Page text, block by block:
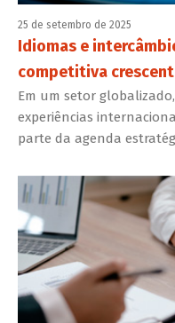
25 de setembro de 2025
Idiomas e
competitiva
Em um setor
experiências
parte da agenda